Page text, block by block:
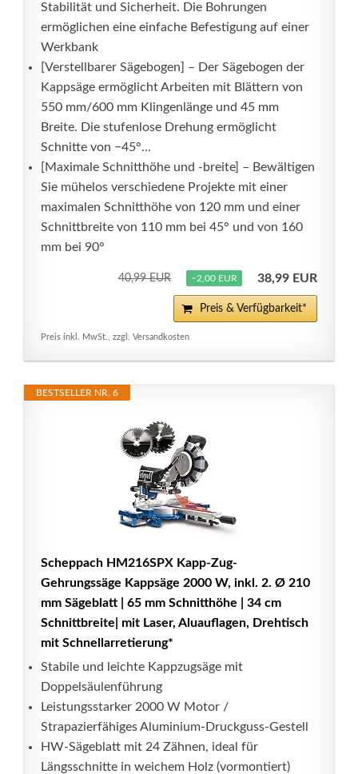
Stabilität und Sicherheit. Die Bohrungen
ermöglichen eine einfache Befestigung auf einer
Werkbank
[Verstellbarer Sägebogen] – Der Sägebogen der
Kappsäge ermöglicht Arbeiten mit Blättern von
550 mm/600 mm Klingenlänge und 45 mm
Breite. Die stufenlose Drehung ermöglicht
Schnitte von −45°...
[Maximale Schnitthöhe und -breite] – Bewältigen
Sie mühelos verschiedene Projekte mit einer
maximalen Schnitthöhe von 120 mm und einer
Schnittbreite von 110 mm bei 45° und von 160
mm bei 90°
40,99 EUR −2,00 EUR 38,99 EUR
Preis & Verfügbarkeit*
Preis inkl. MwSt., zzgl. Versandkosten
BESTSELLER NR. 6
Scheppach HM216SPX Kapp-Zug-
Gehrungssäge Kappsäge 2000 W, inkl. 2. Ø 210
mm Sägeblatt | 65 mm Schnitthöhe | 34 cm
Schnittbreite| mit Laser, Aluauflagen, Drehtisch
mit Schnellarretierung*
Stabile und leichte Kappzugsäge mit
Doppelsäulenführung
Leistungsstarker 2000 W Motor /
Strapazierfähiges Aluminium-Druckguss-Gestell
HW-Sägeblatt mit 24 Zähnen, ideal für
Längsschnitte in weichem Holz (vormontiert)